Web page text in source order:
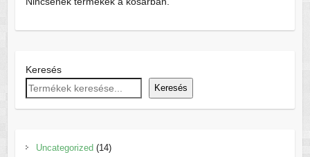
ki
Keresés
Keresés
Uncategorized 1414